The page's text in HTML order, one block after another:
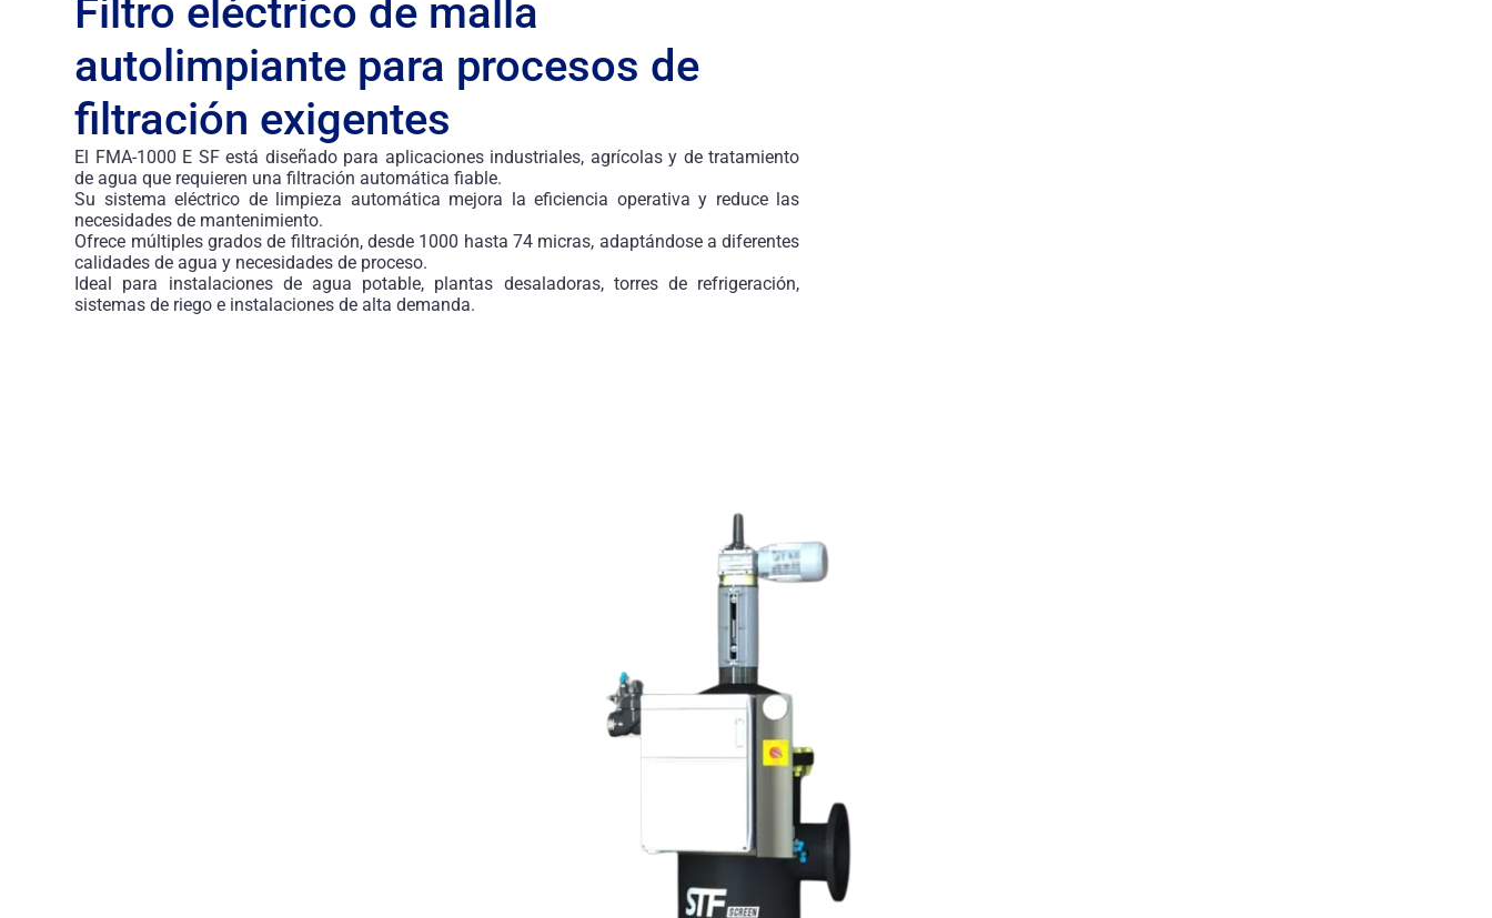
Filtro eléctrico de malla
autolimpiante para procesos de
filtración exigentes
El FMA-1000 E SF está diseñado para aplicaciones industriales, agrícolas y de tratamiento
de agua que requieren una filtración automática fiable.
Su sistema eléctrico de limpieza automática mejora la eficiencia operativa y reduce las
necesidades de mantenimiento.
Ofrece múltiples grados de filtración, desde 1000 hasta 74 micras, adaptándose a diferentes
calidades de agua y necesidades de proceso.
Ideal para instalaciones de agua potable, plantas desaladoras, torres de refrigeración,
sistemas de riego e instalaciones de alta demanda.